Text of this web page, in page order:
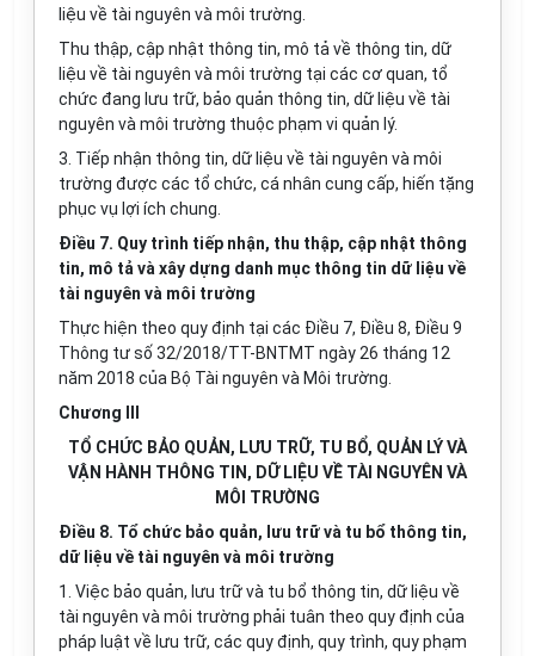
liệu về tài nguyên và môi trường.
Thu thập, cập nhật thông tin, mô tả về thông tin, dữ
liệu về tài nguyên và môi trường tại các cơ quan, tổ
chức đang lưu trữ, bảo quản thông tin, dữ liệu về tài
nguyên và môi trường thuộc phạm vi quản lý.
3. Tiếp nhận thông tin, dữ liệu về tài nguyên và môi
trường được các tổ chức, cá nhân cung cấp, hiến tặng
phục vụ lợi ích chung.
Điều 7. Quy trình tiếp nhận, thu thập, cập nhật thông
tin, mô tả và xây dựng danh mục thông tin dữ liệu về
tài nguyên và môi trường
Thực hiện theo quy định tại các Điều 7, Điều 8, Điều 9
Thông tư số 32/2018/TT-BNTMT ngày 26 tháng 12
năm 2018 của Bộ Tài nguyên và Môi trường.
Chương III
TỔ CHỨC BẢO QUẢN, LƯU TRỮ, TU BỔ, QUẢN LÝ VÀ
VẬN HÀNH THÔNG TIN, DỮ LIỆU VỀ TÀI NGUYÊN VÀ
MÔI TRƯỜNG
Điều 8. Tổ chức bảo quản, lưu trữ và tu bổ thông tin,
dữ liệu về tài nguyên và môi trường
1. Việc bảo quản, lưu trữ và tu bổ thông tin, dữ liệu về
tài nguyên và môi trường phải tuân theo quy định của
pháp luật về lưu trữ, các quy định, quy trình, quy phạm